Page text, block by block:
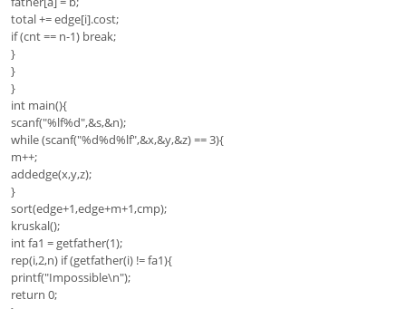
total += edge[i].cost;
if (cnt == n-1) break;
}
}
}
int main(){
scanf("%lf%d",&s,&n);
while (scanf("%d%d%lf",&x,&y,&z) == 3){
m++;
addedge(x,y,z);
}
sort(edge+1,edge+m+1,cmp);
kruskal();
int fa1 = getfather(1);
rep(i,2,n) if (getfather(i) != fa1){
printf("Impossible\n");
return 0;